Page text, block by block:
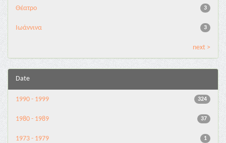
3
Θέατρο
3
Ιωάννινα
next >
Date
324
1990 - 1999
37
1980 - 1989
1
1973 - 1979